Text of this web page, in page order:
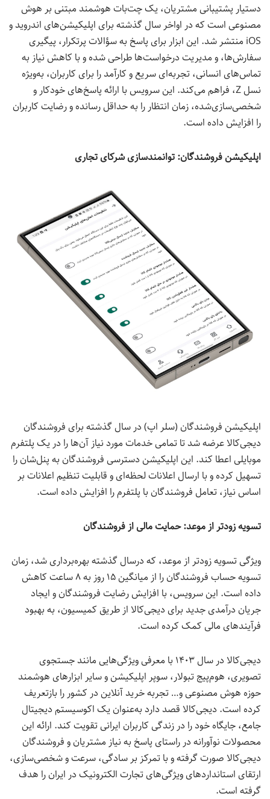
دستیار پشتیبانی مشتریان، یک چت‌بات هوشمند مبتنی بر هوش
مصنوعی است که در اواخر سال گذشته برای اپلیکیشن‌های اندروید و
iOS منتشر شد. این ابزار برای پاسخ به سؤالات پرتکرار، پیگیری
سفارش‌ها، و مدیریت درخواست‌ها طراحی شده و با کاهش نیاز به
تماس‌های انسانی، تجربه‌ای سریع و کارآمد را برای کاربران، به‌ویژه
نسل Z، فراهم می‌کند. این سرویس با ارائه پاسخ‌های خودکار و
شخصی‌سازی‌شده، زمان انتظار را به حداقل رسانده و رضایت کاربران
را افزایش داده است.
اپلیکیشن فروشندگان: توانمندسازی شرکای تجاری
اپلیکیشن فروشندگان (سلر اپ) در سال گذشته برای فروشندگان
دیجی‌کالا عرضه شد تا تمامی خدمات مورد نیاز آن‌ها را در یک پلتفرم
موبایلی اعطا کند. این اپلیکیشن دسترسی فروشندگان به پنل‌شان را
تسهیل کرده و با ارسال اعلانات لحظه‌ای و قابلیت تنظیم اعلانات بر
اساس نیاز، تعامل فروشندگان با پلتفرم را افزایش داده است.
تسویه زودتر از موعد:حمایت مالی از فروشندگان
ویژگی تسویه زودتر از موعد، که درسال گذشته بهره‌برداری شد، زمان
تسویه حساب فروشندگان را از میانگین ۱۵ روز به ۸ ساعت کاهش
داده است. این سرویس، با افزایش رضایت فروشندگان و ایجاد
جریان درآمدی جدید برای دیجی‌کالا از طریق کمیسیون، به بهبود
فرآیندهای مالی کمک کرده است.
دیجی‌کالا در سال ۱۴۰۳ با معرفی ویژگی‌هایی مانند جستجوی
تصویری، هوم‌پیج تبولار، سوپر اپلیکیشن و سایر ابزارهای هوشمند
حوزه هوش مصنوعی و… تجربه خرید آنلاین در کشور را بازتعریف
کرده است. دیجی‌کالا قصد دارد به‌عنوان یک اکوسیستم دیجیتال
جامع، جایگاه خود را در زندگی کاربران ایرانی تقویت کند. ارائه این
محصولات نوآورانه در راستای پاسخ به نیاز مشتریان و فروشندگان
دیجی‌کالا صورت گرفته و با تمرکز بر سادگی، سرعت و شخصی‌سازی،
ارتقای استانداردهای ویژگی‌های تجارت الکترونیک در ایران را هدف
گرفته است.